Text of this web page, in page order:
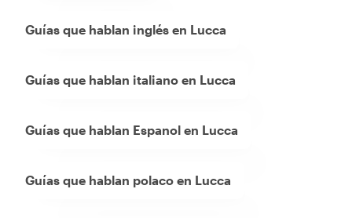
Guías que hablan inglés en Lucca
Guías que hablan italiano en Lucca
Guías que hablan Espanol en Lucca
Guías que hablan polaco en Lucca